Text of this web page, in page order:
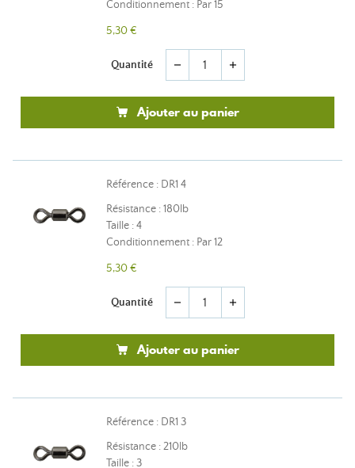
Conditionnement : Par 15
5,30 €
Quantité remove add
Ajouter au panier
Référence : DR1 4
Résistance : 180lb
Taille : 4
Conditionnement : Par 12
5,30 €
Quantité remove add
Ajouter au panier
Référence : DR1 3
Résistance : 210lb
Taille : 3